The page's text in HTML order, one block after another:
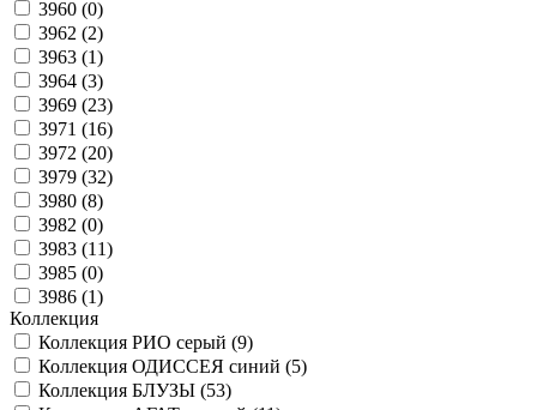
3960 (0)
3962 (2)
3963 (1)
3964 (3)
3969 (23)
3971 (16)
3972 (20)
3979 (32)
3980 (8)
3982 (0)
3983 (11)
3985 (0)
3986 (1)
Коллекция
Коллекция РИО серый (9)
Коллекция ОДИССЕЯ синий (5)
Коллекция БЛУЗЫ (53)